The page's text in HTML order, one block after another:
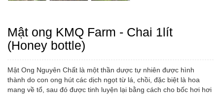
Mật ong KMQ Farm - Chai 1lít
(Honey bottle)
Mật Ong Nguyên Chất là một thần dược tự nhiên được hình
thành do con ong hút các dịch ngọt từ lá, chồi, đặc biệt là hoa
mang về tổ, sau đó được tinh luyện lại bằng cách cho bốc hơi hơi